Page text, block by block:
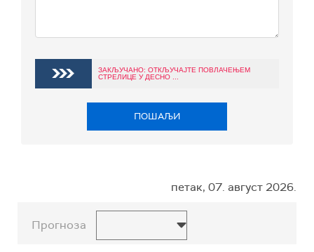
ЗАКЉУЧАНО: ОТКЉУЧАЈТЕ ПОВЛАЧЕЊЕМ
СТРЕЛИЦЕ У ДЕСНО ...
ПОШАЉИ
петак, 07. август 2026.
Прогноза